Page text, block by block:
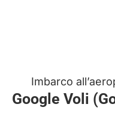
Imbarco
Google Voli